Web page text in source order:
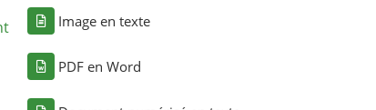
Image en texte
PDF en Word